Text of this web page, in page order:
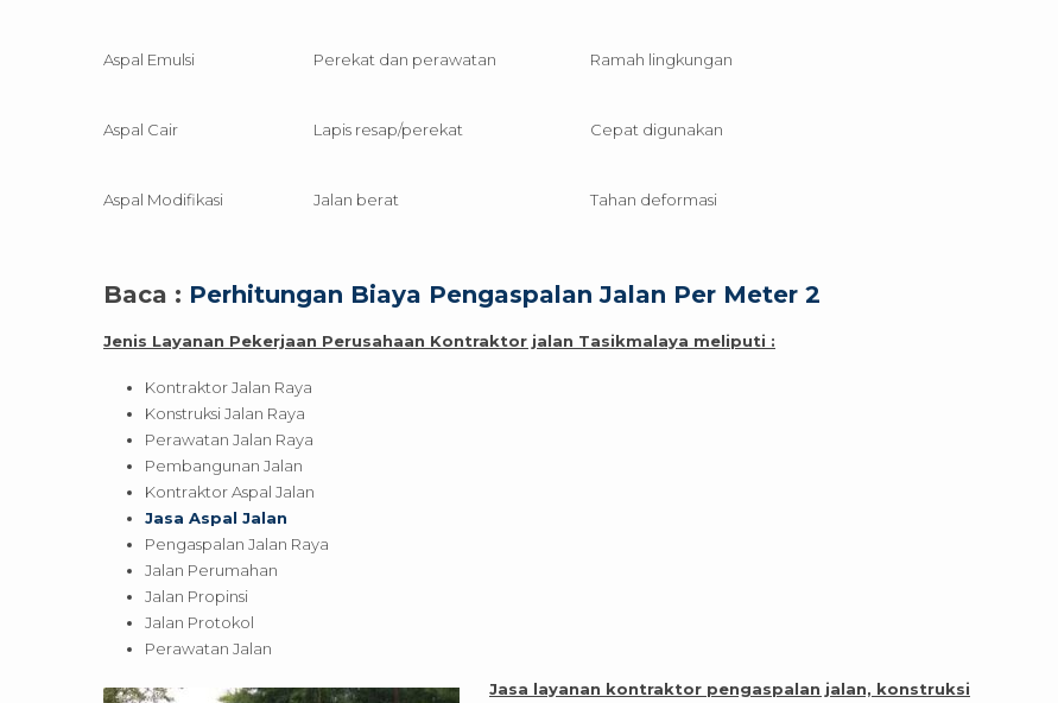
Aspal Emulsi Perekat dan perawatan Ramah lingkungan
Aspal Cair Lapis resap/perekat Cepat digunakan
Aspal Modifikasi Jalan berat Tahan deformasi
Baca : Perhitungan Biaya Pengaspalan Jalan Per Meter 2
Jenis Layanan Pekerjaan Perusahaan Kontraktor jalan Tasikmalaya meliputi :
Kontraktor Jalan Raya
Konstruksi Jalan Raya
Perawatan Jalan Raya
Pembangunan Jalan
Kontraktor Aspal Jalan
Jasa Aspal Jalan
Pengaspalan Jalan Raya
Jalan Perumahan
Jalan Propinsi
Jalan Protokol
Perawatan Jalan
Jasa layanan kontraktor pengaspalan jalan, konstruksi